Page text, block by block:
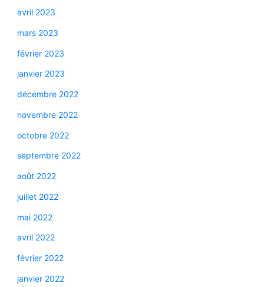
avril 2023
mars 2023
février 2023
janvier 2023
décembre 2022
novembre 2022
octobre 2022
septembre 2022
août 2022
juillet 2022
mai 2022
avril 2022
février 2022
janvier 2022